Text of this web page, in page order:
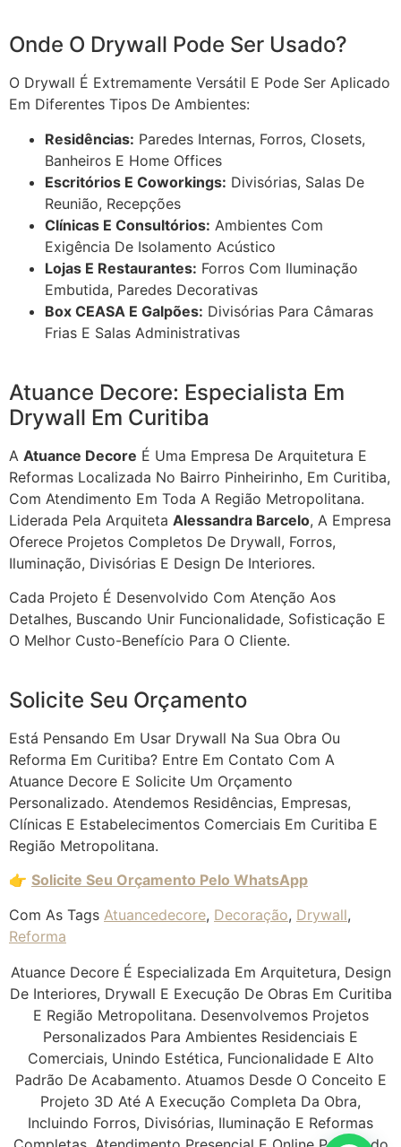
Onde O Drywall Pode Ser Usado?
O Drywall É Extremamente Versátil E Pode Ser Aplicado
Em Diferentes Tipos De Ambientes:
Residências: Paredes Internas, Forros, Closets,
Banheiros E Home Offices
Escritórios E Coworkings: Divisórias, Salas De
Reunião, Recepções
Clínicas E Consultórios: Ambientes Com
Exigência De Isolamento Acústico
Lojas E Restaurantes: Forros Com Iluminação
Embutida, Paredes Decorativas
Box CEASA E Galpões: Divisórias Para Câmaras
Frias E Salas Administrativas
Atuance Decore: Especialista Em
Drywall Em Curitiba
A Atuance Decore É Uma Empresa De Arquitetura E
Reformas Localizada No Bairro Pinheirinho, Em Curitiba,
Com Atendimento Em Toda A Região Metropolitana.
Liderada Pela Arquiteta Alessandra Barcelo, A Empresa
Oferece Projetos Completos De Drywall, Forros,
Iluminação, Divisórias E Design De Interiores.
Cada Projeto É Desenvolvido Com Atenção Aos
Detalhes, Buscando Unir Funcionalidade, Sofisticação E
O Melhor Custo-Benefício Para O Cliente.
Solicite Seu Orçamento
Está Pensando Em Usar Drywall Na Sua Obra Ou
Reforma Em Curitiba? Entre Em Contato Com A
Atuance Decore E Solicite Um Orçamento
Personalizado. Atendemos Residências, Empresas,
Clínicas E Estabelecimentos Comerciais Em Curitiba E
Região Metropolitana.
👉 Solicite Seu Orçamento Pelo WhatsApp
Com As Tags Atuancedecore, Decoração, Drywall,
Reforma
Atuance Decore É Especializada Em Arquitetura, Design
De Interiores, Drywall E Execução De Obras Em Curitiba
E Região Metropolitana. Desenvolvemos Projetos
Personalizados Para Ambientes Residenciais E
Comerciais, Unindo Estética, Funcionalidade E Alto
Padrão De Acabamento. Atuamos Desde O Conceito E
Projeto 3D Até A Execução Completa Da Obra,
Incluindo Forros, Divisórias, Iluminação E Reformas